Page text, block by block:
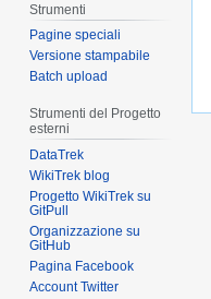
Strumenti
Pagine speciali
Versione stampabile
Batch upload
Strumenti del Progetto
esterni
DataTrek
WikiTrek blog
Progetto WikiTrek su
GitPull
Organizzazione su
GitHub
Pagina Facebook
Account Twitter